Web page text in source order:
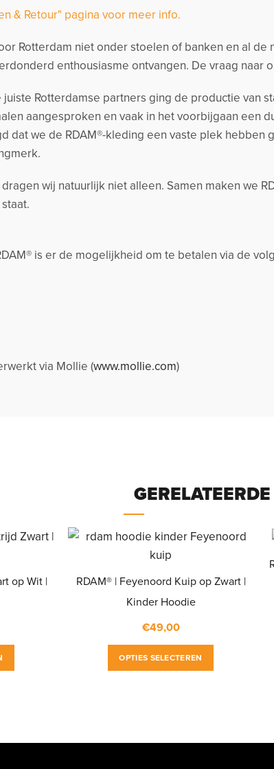
& Retour" pagina voor meer info.
Rotterdam niet onder stoelen of banken en al
enthousiasme ontvangen. De vraag naar
Rotterdamse partners ging de productie van
aangesproken en vaak in het voorbijgaan een
dat we de RDAM®-kleding een vaste plek
wij natuurlijk niet alleen. Samen maken we
is er de mogelijkheid om te betalen via de
via Mollie (www.mollie.com)
op Wit |
product
Deze
RDAM® | Feyenoord Kuip op Zwart |
Kinder Hoodie
€49,00
OPTIES SELECTEREN
product
Deze